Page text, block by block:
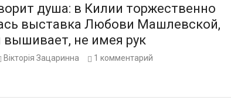
душа: в Килии торжественно
выставка Любови Машлевской,
вышивает, не имея рук
Вікторія Зацаринна 1 комментарий